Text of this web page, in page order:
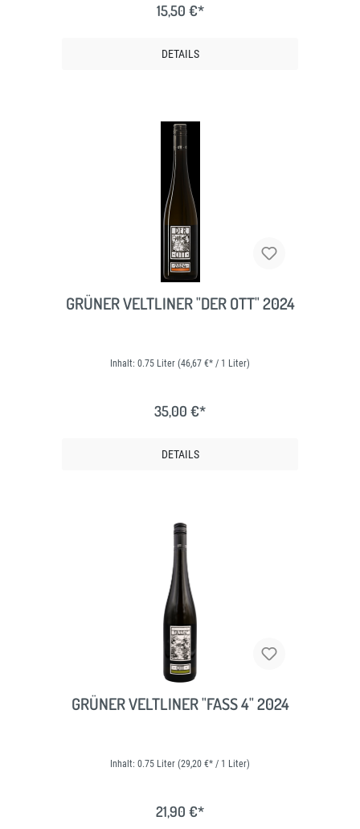
15,50 €*
DETAILS
GRÜNER VELTLINER "DER OTT" 2024
Inhalt: 0.75 Liter (46,67 €* / 1 Liter)
35,00 €*
DETAILS
GRÜNER VELTLINER "FASS 4" 2024
Inhalt: 0.75 Liter (29,20 €* / 1 Liter)
21,90 €*